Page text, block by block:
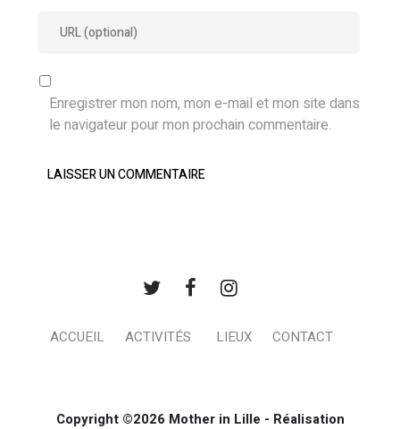
Enregistrer mon nom, mon e-mail et mon site dans
le navigateur pour mon prochain commentaire.
ACCUEIL ACTIVITÉS LIEUX CONTACT
Copyright ©2026 Mother in Lille - Réalisation